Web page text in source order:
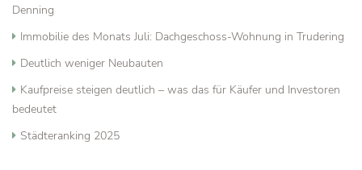
Denning
Immobilie des Monats Juli: Dachgeschoss-Wohnung in Trudering
Deutlich weniger Neubauten
Kaufpreise steigen deutlich – was das für Käufer und Investoren
bedeutet
Städteranking 2025